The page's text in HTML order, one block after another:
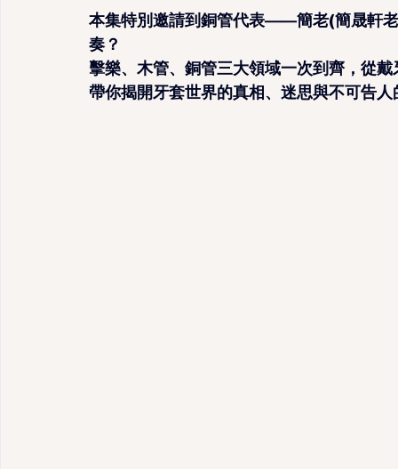
本集特別邀請到銅管代表——簡老(簡晟軒
奏？
擊樂、木管、銅管三大領域一次到齊，從
帶你揭開牙套世界的真相、迷思與不可告人